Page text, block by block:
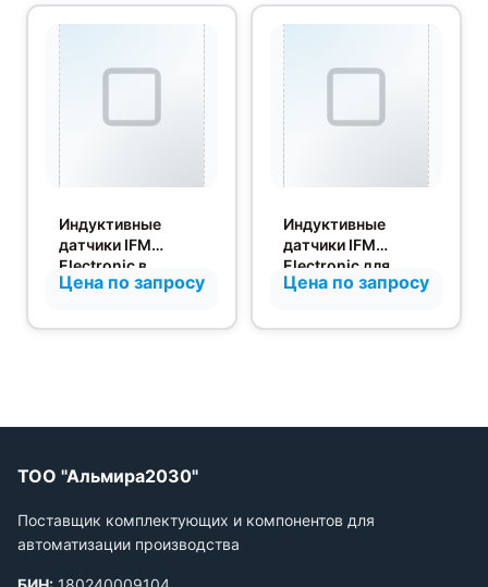
Индуктивные
датчики IFM
Electronic в
цилиндрическом
Цена по запросу
Индуктивные
датчики IFM
Electronic для
искробезопасных
Цена по запросу
ТОО "Альмира2030"
Поставщик комплектующих и компонентов для
автоматизации производства